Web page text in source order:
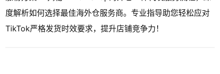
度解析如何选择最佳海外仓服务商。专业指导助您轻松应对
TikTok严格发货时效要求，提升店铺竞争力！